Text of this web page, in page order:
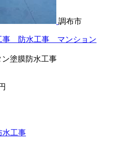
調布市
事 防水工事 マンション
ン塗膜防水工事
工事